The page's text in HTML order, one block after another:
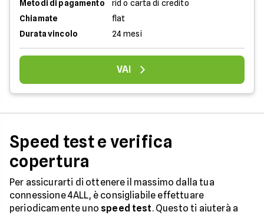
Metodi di pagamento
rid o carta di credito
Chiamate
flat
Durata vincolo
24 mesi
VAI
Speed test e verifica
copertura
Per assicurarti di ottenere il massimo dalla tua
connessione 4ALL, è consigliabile effettuare
periodicamente uno speed test. Questo ti aiuterà a